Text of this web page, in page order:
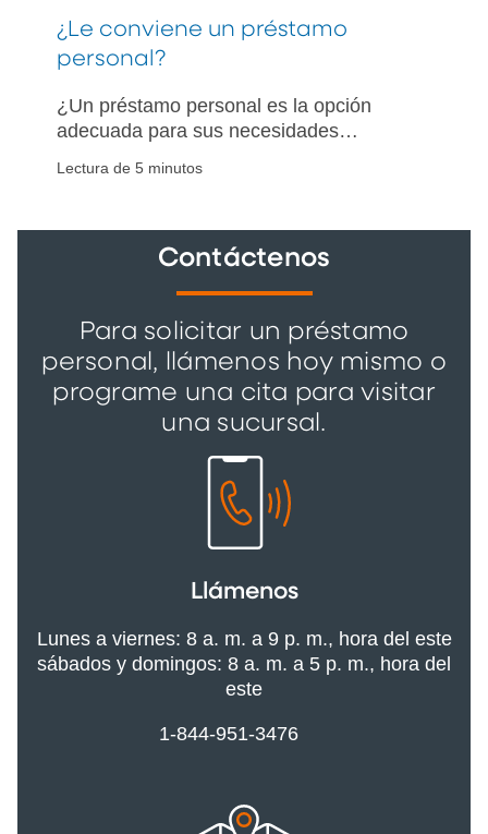
¿Le conviene un préstamo
personal?
¿Un préstamo personal es la opción
adecuada para sus necesidades
Lectura de 5 minutos
Contáctenos
Para solicitar un préstamo
personal, llámenos hoy mismo o
programe una cita para visitar
una sucursal.
Llámenos
Lunes a viernes: 8 a. m. a 9 p. m., hora del este
sábados y domingos: 8 a. m. a 5 p. m., hora del
este
1-844-951-3476